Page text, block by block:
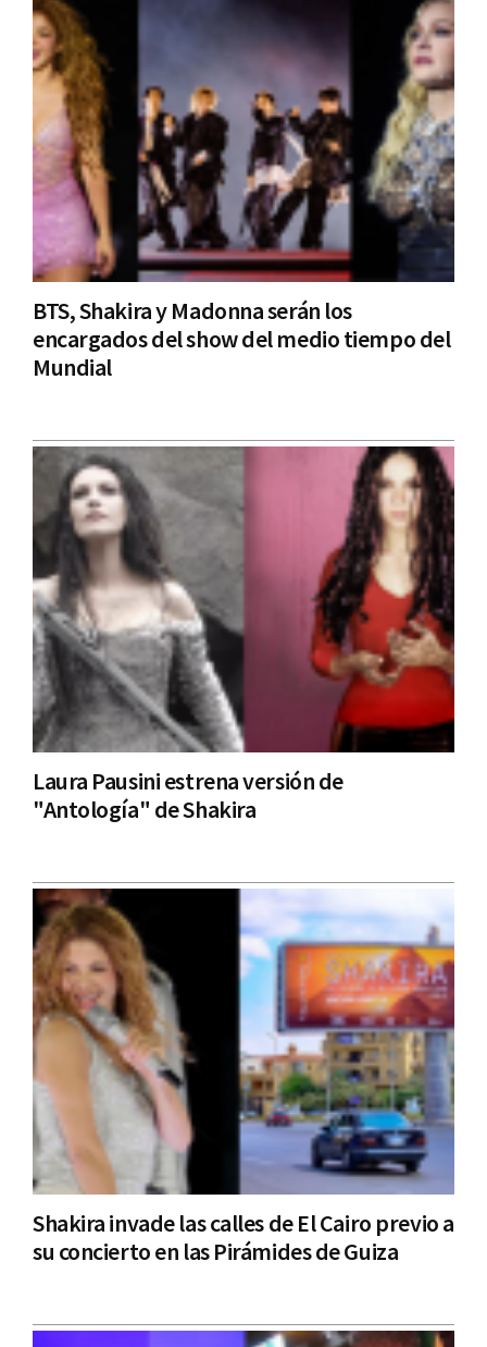
BTS, Shakira y Madonna serán los
encargados del show del medio tiempo del
Mundial
Laura Pausini estrena versión de
"Antología" de Shakira
Shakira invade las calles de El Cairo previo a
su concierto en las Pirámides de Guiza